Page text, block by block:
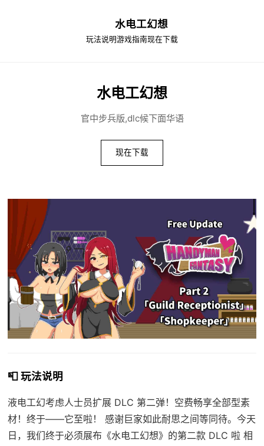
水电工幻想
玩法说明游戏指南现在下载
水电工幻想
官中步兵版,dlc候下面华语
现在下载
📮 玩法说明
液电工幻考虑人士员扩展 DLC 第二弹！空费畅享全部型素
材！终于——它至啦！ 感谢巨家如此耐思之间等同待。今天
日，我们终于必须展布《水电工幻想》的第二款 DLC 啦 相